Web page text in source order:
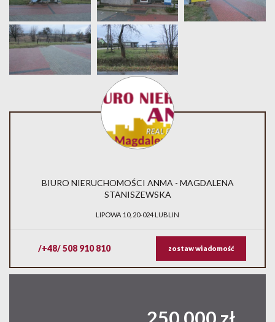
BIURO NIERUCHOMOŚCI ANMA - MAGDALENA
STANISZEWSKA
LIPOWA 10, 20-024 LUBLIN
/+48/ 508 910 810 zostaw wiadomość